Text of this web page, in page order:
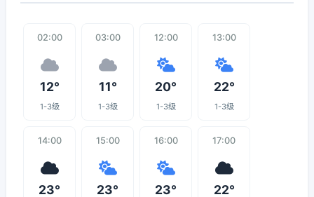
02:00
12°
1-3级
03:00
11°
1-3级
12:00
20°
1-3级
13:00
22°
1-3级
14:00
23°
15:00
23°
16:00
23°
17:00
22°